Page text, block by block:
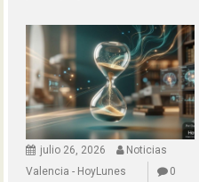
julio 26, 2026
Noticias
Valencia - HoyLunes
0